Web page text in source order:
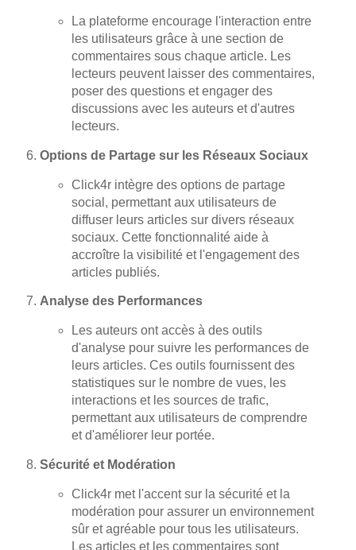
La plateforme encourage l'interaction entre
les utilisateurs grâce à une section de
commentaires sous chaque article. Les
lecteurs peuvent laisser des commentaires,
poser des questions et engager des
discussions avec les auteurs et d'autres
lecteurs.
Options de Partage sur les Réseaux Sociaux
Click4r intègre des options de partage
social, permettant aux utilisateurs de
diffuser leurs articles sur divers réseaux
sociaux. Cette fonctionnalité aide à
accroître la visibilité et l'engagement des
articles publiés.
Analyse des Performances
Les auteurs ont accès à des outils
d'analyse pour suivre les performances de
leurs articles. Ces outils fournissent des
statistiques sur le nombre de vues, les
interactions et les sources de trafic,
permettant aux utilisateurs de comprendre
et d'améliorer leur portée.
Sécurité et Modération
Click4r met l'accent sur la sécurité et la
modération pour assurer un environnement
sûr et agréable pour tous les utilisateurs.
Les articles et les commentaires sont